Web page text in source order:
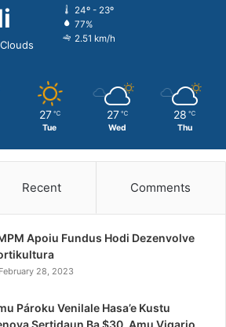
24º - 23º
77%
2.51 km/h
27 ℃
Tue
27 ℃
Wed
28 ℃
Thu
Recent Comments
Apoiu Fundus Hodi Dezenvolve
February 28, 2023
Pároku Venilale Hasa’e Kustu
Sertidaun Ba $30, Amu Vigario